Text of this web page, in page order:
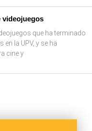
videojuegos
que ha terminado
en la UPV, y se ha
cine y